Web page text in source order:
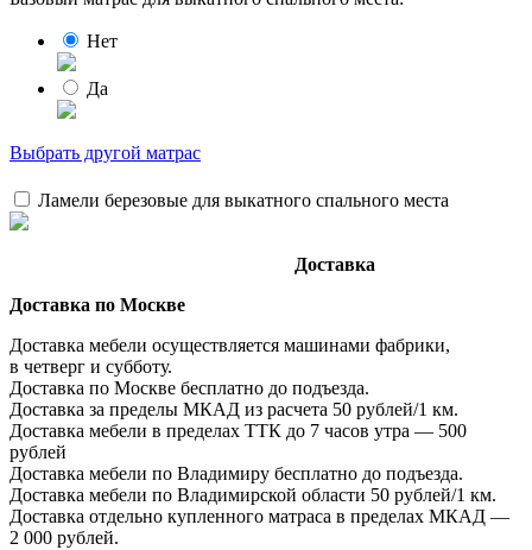
Нет
Да
Выбрать другой матрас
Ламели березовые для выкатного спального места
Доставка
Доставка по Москве
Доставка мебели осуществляется машинами фабрики,
в четверг и субботу.
Доставка по Москве бесплатно до подъезда.
Доставка за пределы МКАД из расчета 50 рублей/1 км.
Доставка мебели в пределах ТТК до 7 часов утра — 500
рублей
Доставка мебели по Владимиру бесплатно до подъезда.
Доставка мебели по Владимирской области 50 рублей/1 км.
Доставка отдельно купленного матраса в пределах МКАД —
2 000 рублей.